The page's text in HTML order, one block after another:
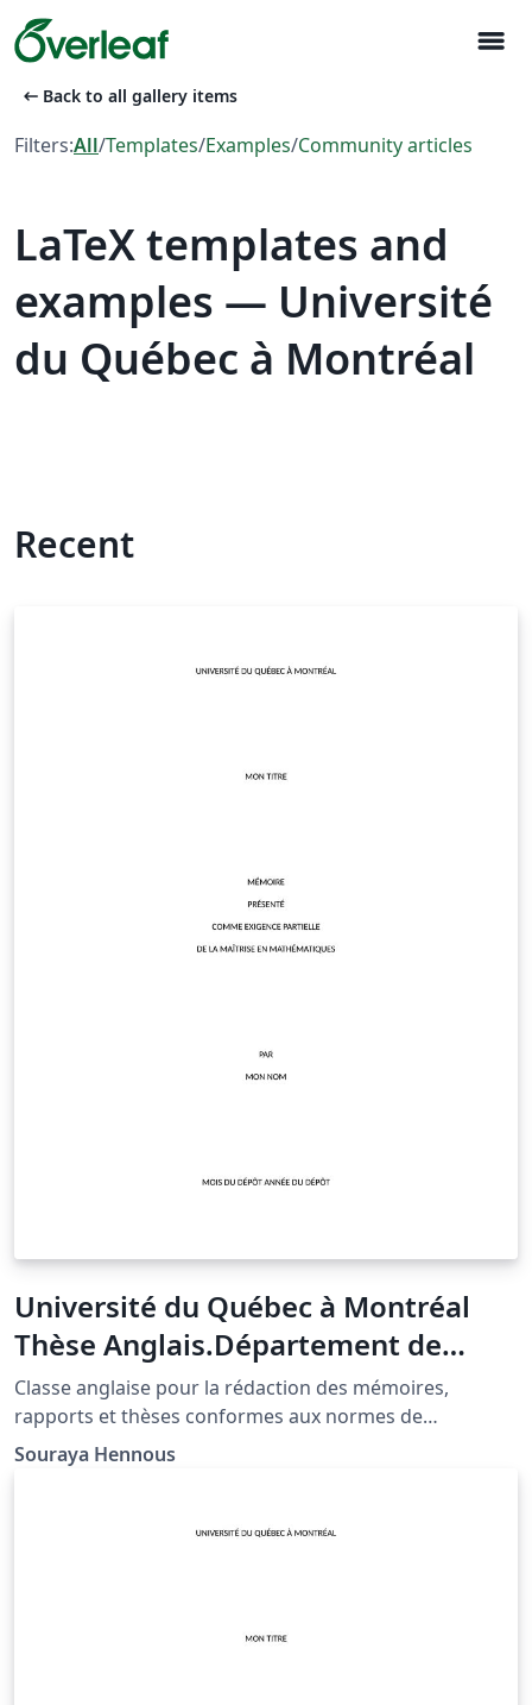
menu
arrow_left_alt Back to all gallery items
Filters:All/Templates/Examples/Community articles
LaTeX templates and
examples — Université
du Québec à Montréal
Recent
Université du Québec à Montréal
Thèse Anglais.Département de
mathématiques
Classe anglaise pour la rédaction des mémoires,
rapports et thèses conformes aux normes de
présentation de l'UQAM-Département de
mathématiques.
Souraya Hennous